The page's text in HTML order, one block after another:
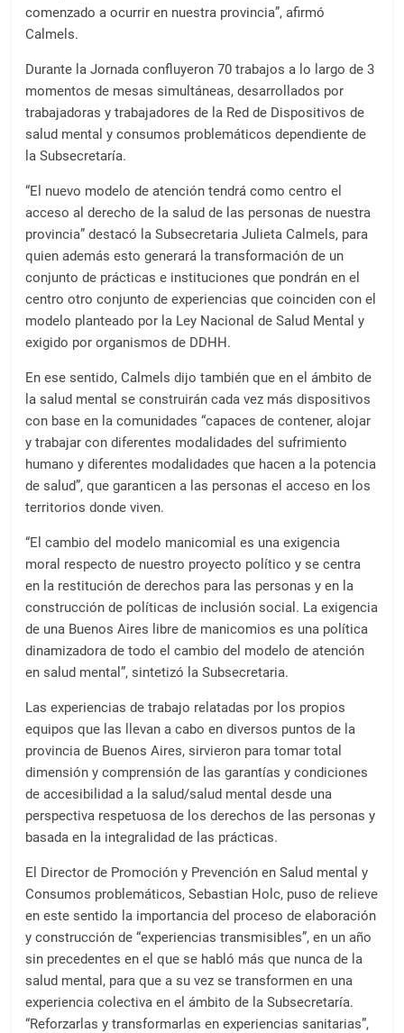
comenzado a ocurrir en nuestra provincia”, afirmó
Calmels.
Durante la Jornada confluyeron 70 trabajos a lo largo de 3
momentos de mesas simultáneas, desarrollados por
trabajadoras y trabajadores de la Red de Dispositivos de
salud mental y consumos problemáticos dependiente de
la Subsecretaría.
“El nuevo modelo de atención tendrá como centro el
acceso al derecho de la salud de las personas de nuestra
provincia” destacó la Subsecretaria Julieta Calmels, para
quien además esto generará la transformación de un
conjunto de prácticas e instituciones que pondrán en el
centro otro conjunto de experiencias que coinciden con el
modelo planteado por la Ley Nacional de Salud Mental y
exigido por organismos de DDHH.
En ese sentido, Calmels dijo también que en el ámbito de
la salud mental se construirán cada vez más dispositivos
con base en la comunidades “capaces de contener, alojar
y trabajar con diferentes modalidades del sufrimiento
humano y diferentes modalidades que hacen a la potencia
de salud”, que garanticen a las personas el acceso en los
territorios donde viven.
“El cambio del modelo manicomial es una exigencia
moral respecto de nuestro proyecto político y se centra
en la restitución de derechos para las personas y en la
construcción de políticas de inclusión social. La exigencia
de una Buenos Aires libre de manicomios es una política
dinamizadora de todo el cambio del modelo de atención
en salud mental”, sintetizó la Subsecretaria.
Las experiencias de trabajo relatadas por los propios
equipos que las llevan a cabo en diversos puntos de la
provincia de Buenos Aires, sirvieron para tomar total
dimensión y comprensión de las garantías y condiciones
de accesibilidad a la salud/salud mental desde una
perspectiva respetuosa de los derechos de las personas y
basada en la integralidad de las prácticas.
El Director de Promoción y Prevención en Salud mental y
Consumos problemáticos, Sebastian Holc, puso de relieve
en este sentido la importancia del proceso de elaboración
y construcción de “experiencias transmisibles”, en un año
sin precedentes en el que se habló más que nunca de la
salud mental, para que a su vez se transformen en una
experiencia colectiva en el ámbito de la Subsecretaría.
“Reforzarlas y transformarlas en experiencias sanitarias”,